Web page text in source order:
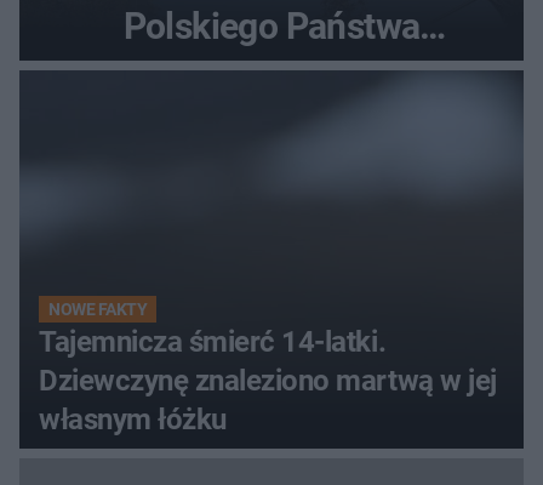
Polskiego Państwa
Podziemnego. Dziś zna je
każdy pielgrzym
NOWE FAKTY
Tajemnicza śmierć 14-latki.
Dziewczynę znaleziono martwą w jej
własnym łóżku